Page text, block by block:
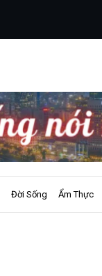
Đời Sống Ẩm Thực